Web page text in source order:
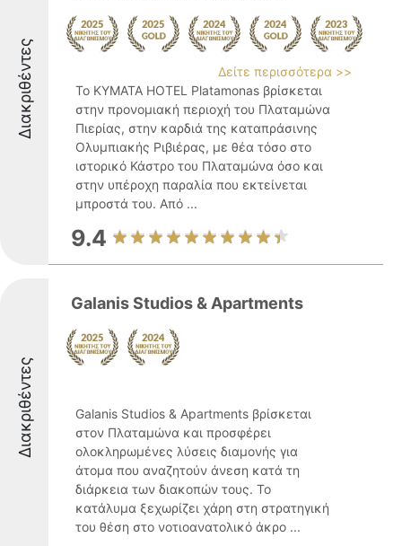
Διακριθέντες
Δείτε περισσότερα >>
Το KYMATA HOTEL Platamonas βρίσκεται
στην προνομιακή περιοχή του Πλαταμώνα
Πιερίας, στην καρδιά της καταπράσινης
Ολυμπιακής Ριβιέρας, με θέα τόσο στο
ιστορικό Κάστρο του Πλαταμώνα όσο και
στην υπέροχη παραλία που εκτείνεται
μπροστά του. Από ...
9.4
Διακριθέντες
Galanis Studios & Apartments
Galanis Studios & Apartments βρίσκεται
στον Πλαταμώνα και προσφέρει
ολοκληρωμένες λύσεις διαμονής για
άτομα που αναζητούν άνεση κατά τη
διάρκεια των διακοπών τους. Το
κατάλυμα ξεχωρίζει χάρη στη στρατηγική
του θέση στο νοτιοανατολικό άκρο ...